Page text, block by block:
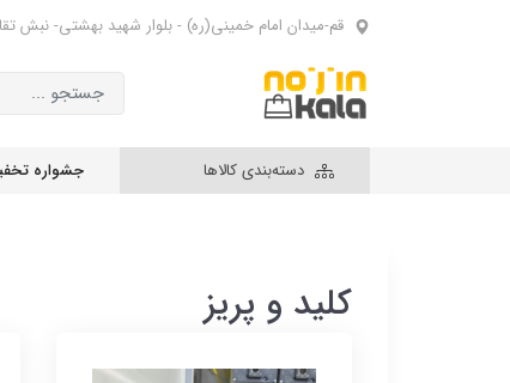
قم-میدان امام خمینی(ره) - بلوار شهید بهشتی- نبش
دسته‌بندی کالاها جشواره
کلید و پریز